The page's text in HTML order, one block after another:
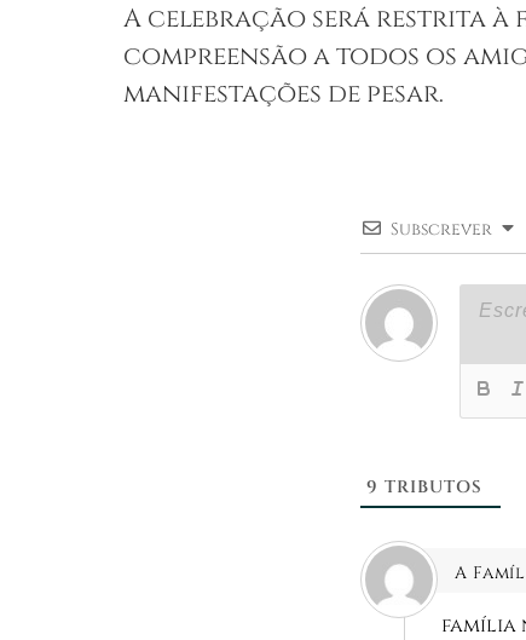
A celebração será restrita à
compreensão a todos os
manifestações de pesar.
Subscrever
9 TRIBUTOS
A
família